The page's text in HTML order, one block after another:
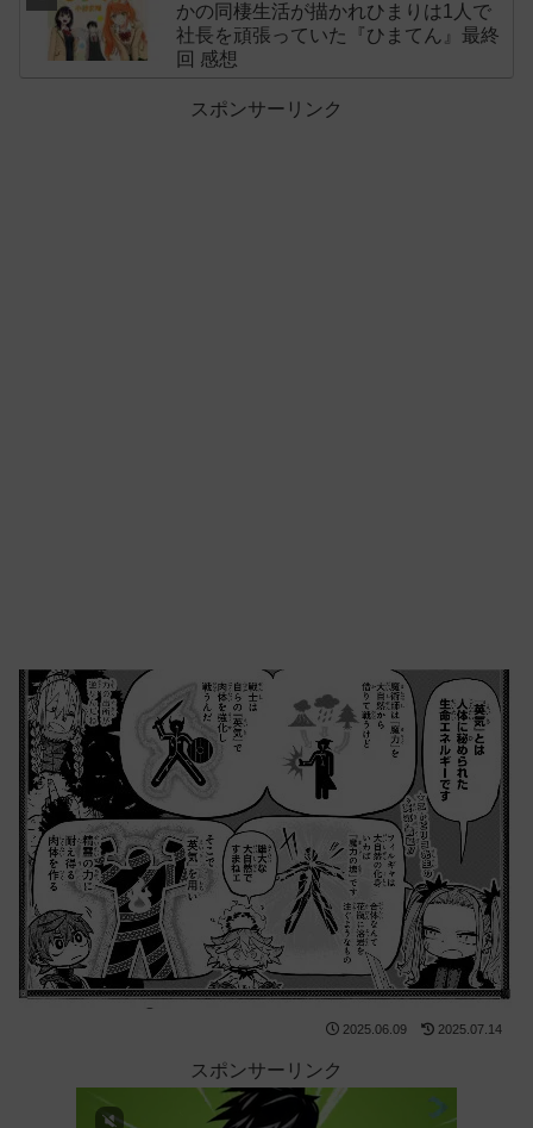
かの同棲生活が描かれひまりは1人で
社長を頑張っていた『ひまてん』最終
回 感想
スポンサーリンク
2025.06.09 2025.07.14
スポンサーリンク